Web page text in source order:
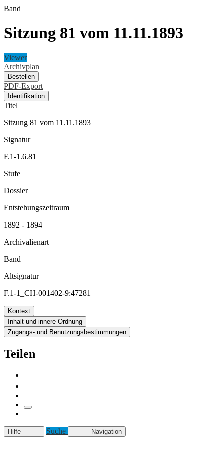
Band
Sitzung 81 vom 11.11.1893
Viewer
Archivplan
Bestellen
PDF-Export
Identifikation
Titel
Sitzung 81 vom 11.11.1893
Signatur
F.1-1.6.81
Stufe
Dossier
Entstehungszeitraum
1892 - 1894
Archivalienart
Band
Altsignatur
F.1-1_CH-001402-9:47281
Kontext
Inhalt und innere Ordnung
Zugangs- und Benutzungsbestimmungen
Teilen
Hilfe Suche Navigation